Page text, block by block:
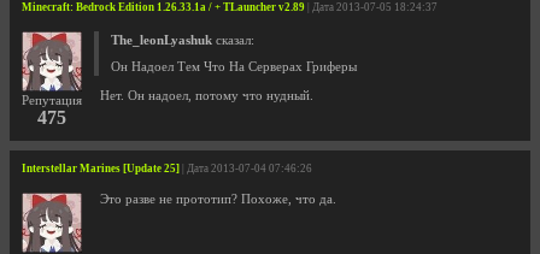
Minecraft: Bedrock Edition 1.26.33.1a / + TLauncher v2.89 | Дата 2013-07-05 18:24:37
Репутация
475
The_leonLyashuk сказал:
Он Надоел Тем Что На Серверах Гриферы
Нет. Он надоел, потому что нудный.
Interstellar Marines [Update 25] | Дата 2013-07-04 07:46:26
Это разве не прототип? Похоже, что да.